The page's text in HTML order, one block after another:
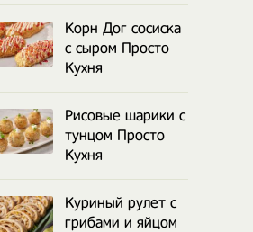
Корн Дог сосиска
с сыром Просто
Кухня
Рисовые шарики с
тунцом Просто
Кухня
Куриный рулет с
грибами и яйцом